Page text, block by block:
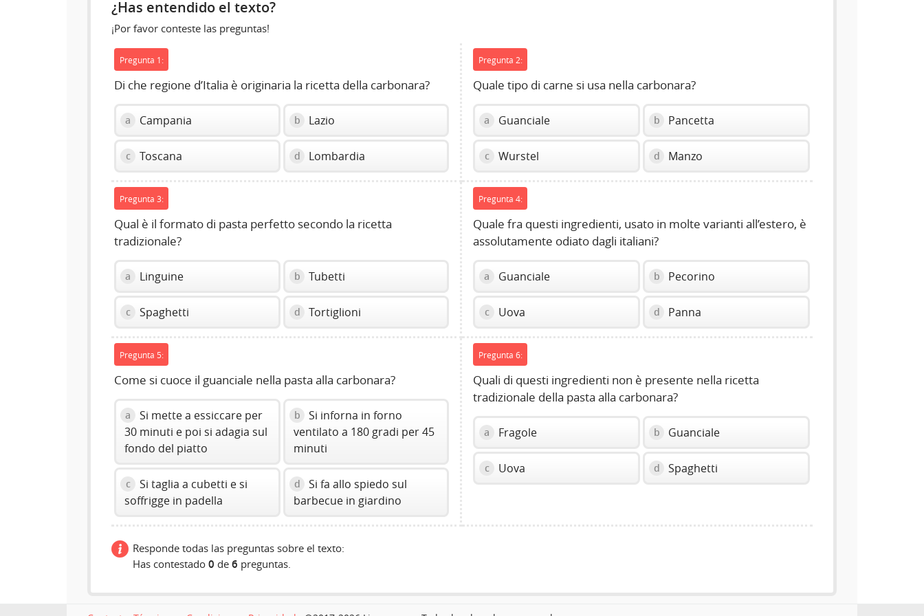
¿Has entendido el texto?
¡Por favor conteste las preguntas!
Pregunta 1:
Di che regione d’Italia è originaria la ricetta della carbonara?
a Campania b Lazio
c Toscana d Lombardia
Pregunta 2:
Quale tipo di carne si usa nella carbonara?
a Guanciale b Pancetta
c Wurstel d Manzo
Pregunta 3:
Qual è il formato di pasta perfetto secondo la ricetta
tradizionale?
a Linguine b Tubetti
c Spaghetti d Tortiglioni
Pregunta 4:
Quale fra questi ingredienti, usato in molte varianti all’estero, è
assolutamente odiato dagli italiani?
a Guanciale b Pecorino
c Uova d Panna
Pregunta 5:
Come si cuoce il guanciale nella pasta alla carbonara?
a
Si mette a essiccare per
30 minuti e poi si adagia sul
fondo del piatto
b
Si inforna in forno
ventilato a 180 gradi per 45
minuti
c
Si taglia a cubetti e si
soffrigge in padella
d
Si fa allo spiedo sul
barbecue in giardino
Pregunta 6:
Quali di questi ingredienti non è presente nella ricetta
tradizionale della pasta alla carbonara?
a Fragole b Guanciale
c Uova d Spaghetti
Responde todas las preguntas sobre el texto:
Has contestado 0 de 6 preguntas.